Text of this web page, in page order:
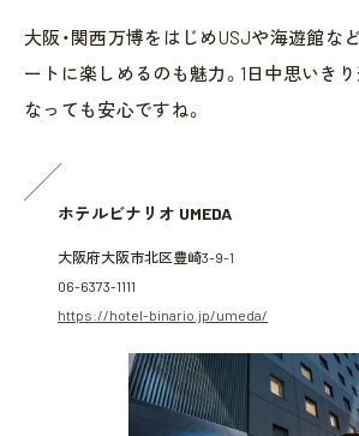
大阪・関西万博をはじめUSJや海遊館な
ートに楽しめるのも魅力。1日中思いきり
なっても安心ですね。
ホテルビナリオ UMEDA
大阪府大阪市北区豊崎3-9-1
06-6373-1111
https://hotel-binario.jp/umeda/